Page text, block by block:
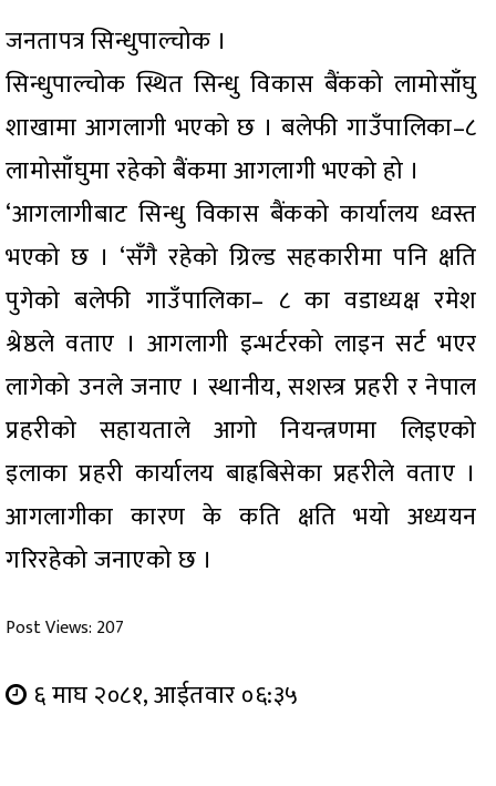
जनतापत्र सिन्धुपाल्चोक ।
सिन्धुपाल्चोक स्थित सिन्धु विकास बैंकको लामोसाँघु
शाखामा आगलागी भएको छ । बलेफी गाउँपालिका–८
लामोसाँघुमा रहेको बैंकमा आगलागी भएको हो ।
‘आगलागीबाट सिन्धु विकास बैंकको कार्यालय ध्वस्त
भएको छ । ‘सँगै रहेको ग्रिल्ड सहकारीमा पनि क्षति
पुगेको बलेफी गाउँपालिका– ८ का वडाध्यक्ष रमेश
श्रेष्ठले वताए । आगलागी इन्भर्टरको लाइन सर्ट भएर
लागेको उनले जनाए । स्थानीय, सशस्त्र प्रहरी र नेपाल
प्रहरीको सहायताले आगो नियन्त्रणमा लिइएको
इलाका प्रहरी कार्यालय बाह्रबिसेका प्रहरीले वताए ।
आगलागीका कारण के कति क्षति भयो अध्ययन
गरिरहेको जनाएको छ ।
Post Views: 207
६ माघ २०८१, आईतवार ०६:३५